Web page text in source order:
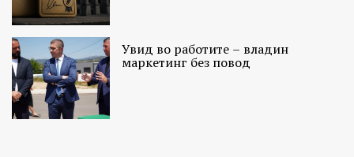
Увид во работите – владин
маркетинг без повод